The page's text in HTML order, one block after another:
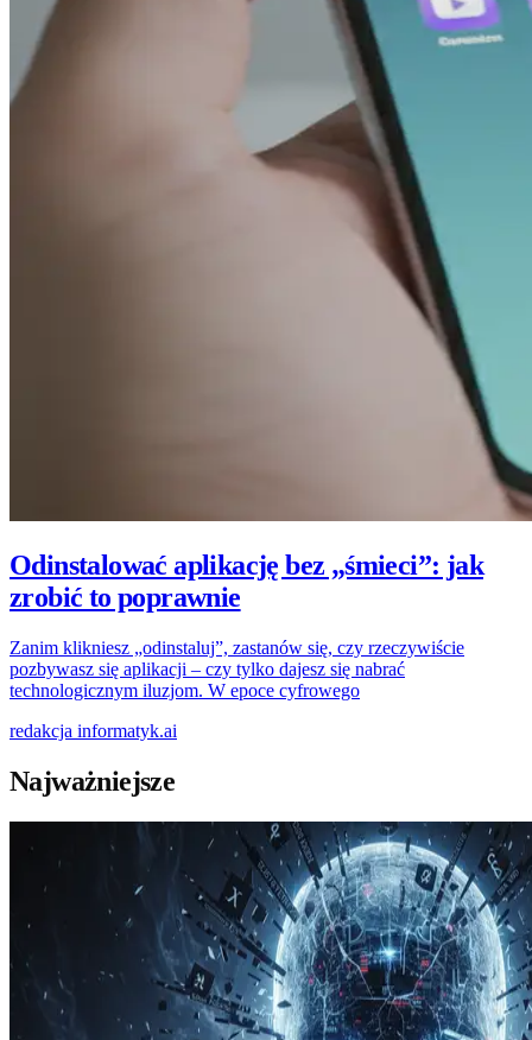
Odinstalować aplikację bez „śmieci”: jak
zrobić to poprawnie
Zanim klikniesz „odinstaluj”, zastanów się, czy rzeczywiście
pozbywasz się aplikacji – czy tylko dajesz się nabrać
technologicznym iluzjom. W epoce cyfrowego
redakcja informatyk.ai
Najważniejsze